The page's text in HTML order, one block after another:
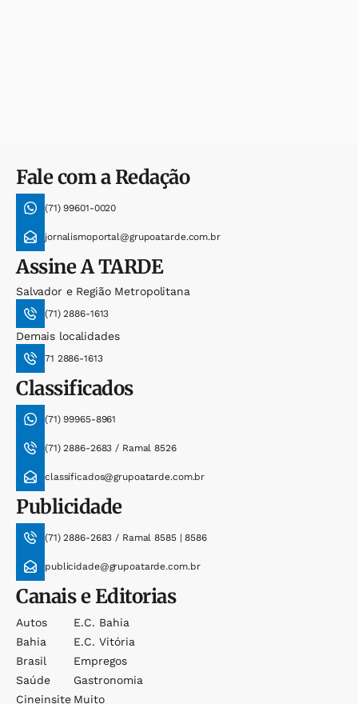
Fale com a Redação
(71) 99601-0020
jornalismoportal@grupoatarde.com.br
AssineA TARDE
Salvador e Região Metropolitana
(71) 2886-1613
Demais localidades
71 2886-1613
Classificados
(71) 99965-8961
(71) 2886-2683 / Ramal 8526
classificados@grupoatarde.com.br
Publicidade
(71) 2886-2683 / Ramal 8585 | 8586
publicidade@grupoatarde.com.br
Canais e Editorias
Autos
Bahia
Brasil
Saúde
Cineinsite
E.c. Bahia
E.c. Vitória
Empregos
Gastronomia
Muito